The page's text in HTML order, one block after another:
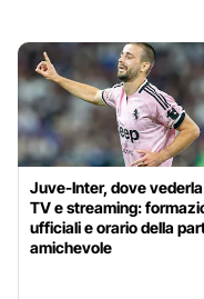
Juve-Inter, dove
TV e streaming:
ufficiali e orario della
amichevole